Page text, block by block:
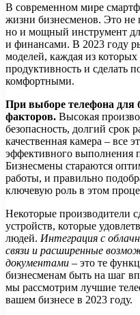
В современном мире
жизни бизнесменов. Это не
но и мощный инструмент
и финансами. В 2023 году
моделей, каждая из
продуктивность и сделать
комфортными.
При выборе телефона для
факторов. Высокая
безопасность, долгий срок
качественная камера – все
эффективного выполнения
Бизнесмены стараются
работы, и правильно
ключевую роль в этом
Некоторые производители
устройств, которые
людей. Интеграция с
связи и расширенные
документами – это те
бизнесменам быть на шаг
мы рассмотрим лучшие
вашем бизнесе в 2023 году.